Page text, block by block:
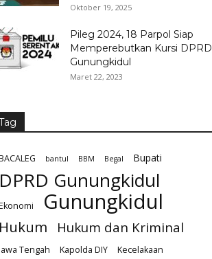
Oktober 19, 2025
Pileg 2024, 18 Parpol Siap
Memperebutkan Kursi DPRD
Gunungkidul
Maret 22, 2023
bantul BBM Begal Bupati
DPRD Gunungkidul
Gunungkidul
Hukum Hukum dan Kriminal
Tengah Kapolda DIY
Kecelakaan